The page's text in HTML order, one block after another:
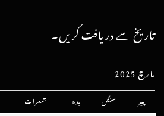
تاریخ سے دریافت کریں۔
مارچ 2025
پیر منگل بدھ جمعرات